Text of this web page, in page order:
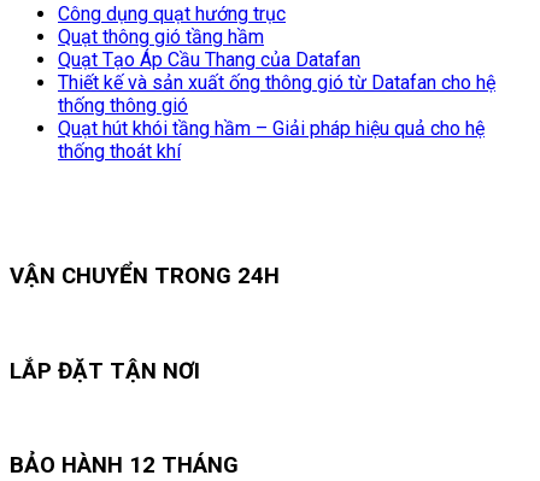
Công dụng quạt hướng trục
Quạt thông gió tầng hầm
Quạt Tạo Áp Cầu Thang của Datafan
Thiết kế và sản xuất ống thông gió từ Datafan cho hệ
thống thông gió
Quạt hút khói tầng hầm – Giải pháp hiệu quả cho hệ
thống thoát khí
VẬN CHUYỂN TRONG 24H
LẮP ĐẶT TẬN NƠI
BẢO HÀNH 12 THÁNG